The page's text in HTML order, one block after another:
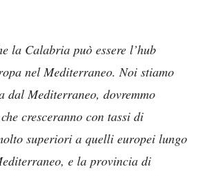
la Calabria può essere l’hub
nel Mediterraneo. Noi stiamo
dal Mediterraneo, dovremmo
cresceranno con tassi di
superiori a quelli europei lungo
e la provincia di